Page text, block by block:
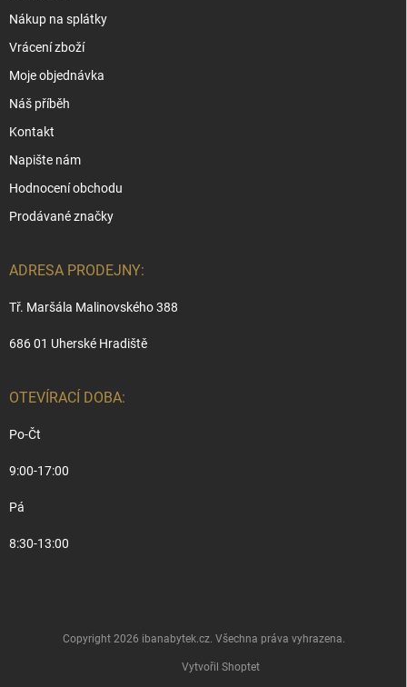
Nákup na splátky
Vrácení zboží
Moje objednávka
Náš příběh
Kontakt
Napište nám
Hodnocení obchodu
Prodávané značky
ADRESA PRODEJNY:
Tř. Maršála Malinovského 388
686 01 Uherské Hradiště
OTEVÍRACÍ DOBA:
Po-Čt
9:00-17:00
Pá
8:30-13:00
Vytvořil Shoptet
Copyright 2026 ibanabytek.cz. Všechna práva vyhrazena.